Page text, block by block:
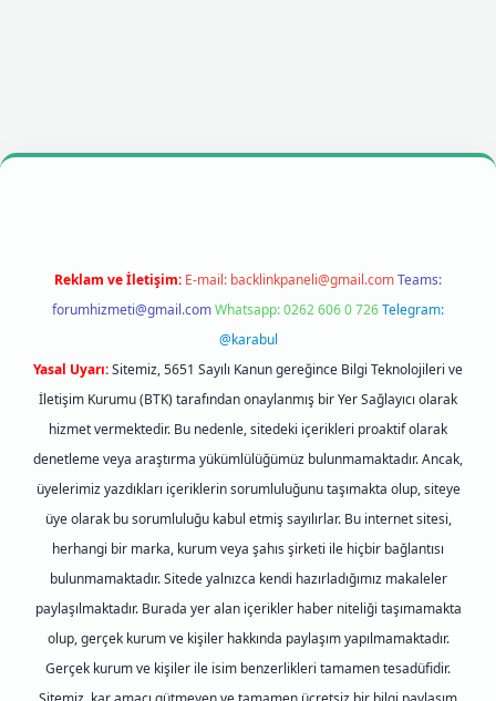
mobil girişbetexpergiris.casinobetexper giriş
Reklam ve İletişim: E-mail: backlinkpaneli@gmail.comTeams:
forumhizmeti@gmail.comWhatsapp: 0262 606 0 726Telegram:
@karabul
Yasal Uyarı:Sitemiz, 5651 Sayılı Kanun gereğince Bilgi Teknolojileri ve
İletişim Kurumu (BTK) tarafından onaylanmış bir Yer Sağlayıcı olarak
hizmet vermektedir. Bu nedenle, sitedeki içerikleri proaktif olarak
denetleme veya araştırma yükümlülüğümüz bulunmamaktadır. Ancak,
üyelerimiz yazdıkları içeriklerin sorumluluğunu taşımakta olup, siteye
üye olarak bu sorumluluğu kabul etmiş sayılırlar. Bu internet sitesi,
herhangi bir marka, kurum veya şahıs şirketi ile hiçbir bağlantısı
bulunmamaktadır. Sitede yalnızca kendi hazırladığımız makaleler
paylaşılmaktadır. Burada yer alan içerikler haber niteliği taşımamakta
olup, gerçek kurum ve kişiler hakkında paylaşım yapılmamaktadır.
Gerçek kurum ve kişiler ile isim benzerlikleri tamamen tesadüfidir.